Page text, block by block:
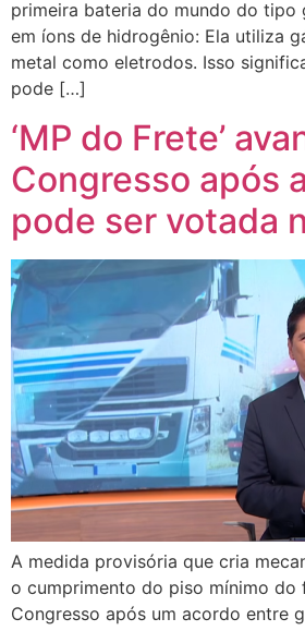
primeira bateria do mundo do tipo
em íons de hidrogênio: Ela utiliza
metal como eletrodos. Isso
pode […]
‘MP do Frete’
Congresso após
pode ser votada
A medida provisória que cria
o cumprimento do piso mínimo do
Congresso após um acordo entre